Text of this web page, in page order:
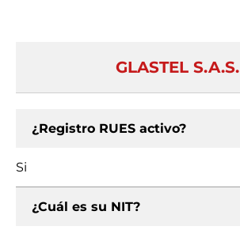
GLASTEL S.A.S.
¿Registro RUES activo?
Si
¿Cuál es su NIT?